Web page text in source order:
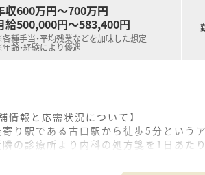
収600万円～700万円
給500,000円～583,400円
種手当・平均残業などを加味した想定
齢・経験により優遇
情報と応需状況について】
り駅である古口駅から徒歩5分という
の診療所より内科の処方箋を1日あた